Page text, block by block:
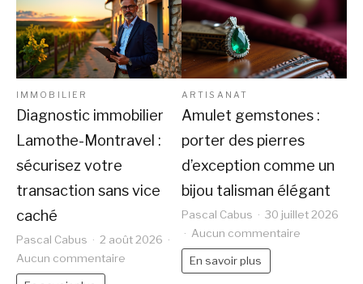
IMMOBILIER
Diagnostic immobilier
Lamothe-Montravel :
sécurisez votre
transaction sans vice
caché
Pascal Cabus
2 août 2026
Aucun commentaire
ARTISANAT
Amulet gemstones :
porter des pierres
d’exception comme un
bijou talisman élégant
Pascal Cabus
30 juillet 2026
Aucun commentaire
En savoir plus